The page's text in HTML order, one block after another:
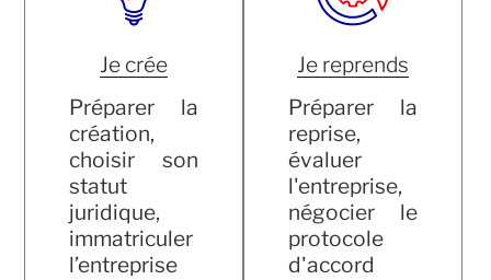
Je crée
Préparer la
création,
choisir son
statut
juridique,
immatriculer
l’entreprise
Je reprends
Préparer la
reprise,
évaluer
l'entreprise,
négocier le
protocole
d'accord